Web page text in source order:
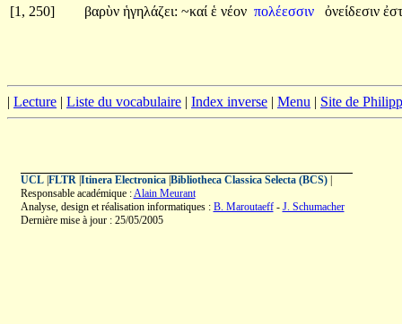
[1, 250]
βαρὺν ἡγηλάζει: ~καί ἑ νέον πολέεσσιν ὀνείδεσιν
| Lecture | Liste du vocabulaire | Index inverse | Menu | Site de
UCL| FLTR| Itinera Electronica| Bibliotheca Classica Selecta (BCS)|
Responsable académique :Alain Meurant
Analyse, design et réalisation informatiques : B. Maroutaeff- J. Schumacher
Dernière mise à jour : 25/05/2005